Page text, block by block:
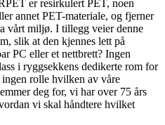
er resirkulert PET, noen
annet PET-materiale, og fjerner
vårt miljø. I tillegg veier denne
slik at den kjennes lett på
PC eller et nettbrett? Ingen
i ryggsekkens dedikerte rom for
rolle hvilken av våre
deg for, vi har over 75 års
vi skal håndtere hvilket